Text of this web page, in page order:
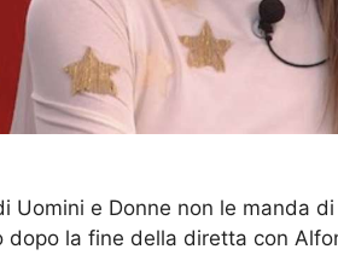
Uomini e Donne non le manda
la fine della diretta con